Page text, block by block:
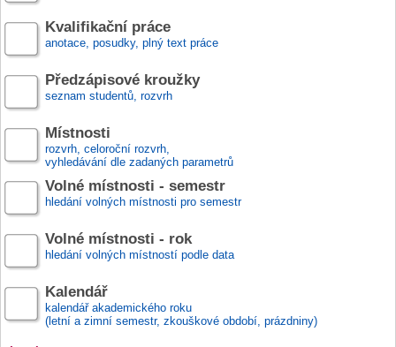
Kvalifikační práce
anotace, posudky, plný text práce
Předzápisové kroužky
seznam studentů, rozvrh
Místnosti
rozvrh, celoroční rozvrh,
vyhledávání dle zadaných parametrů
Volné místnosti - semestr
hledání volných místnosti pro semestr
Volné místnosti - rok
hledání volných místností podle data
Kalendář
kalendář akademického roku
(letní a zimní semestr, zkouškové období, prázdniny)